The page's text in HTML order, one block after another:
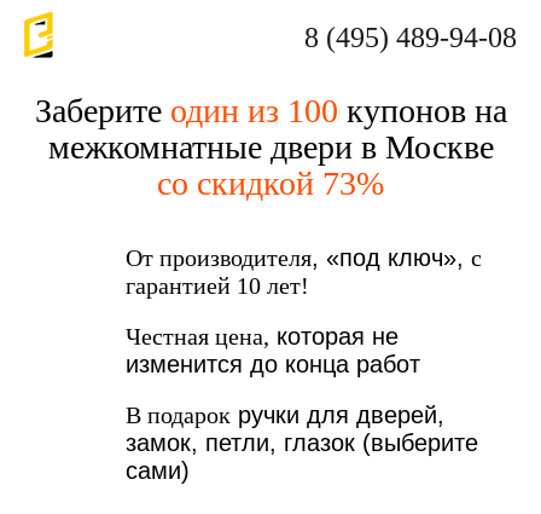
8 (495) 489-94-08
Заберите один из 100 купонов на
межкомнатные двери в Москве
со скидкой 73%
От производителя, «под ключ», с
гарантией 10 лет!
Честная цена, которая не
изменится до конца работ
В подарок ручки для дверей,
замок, петли, глазок (выберите
сами)